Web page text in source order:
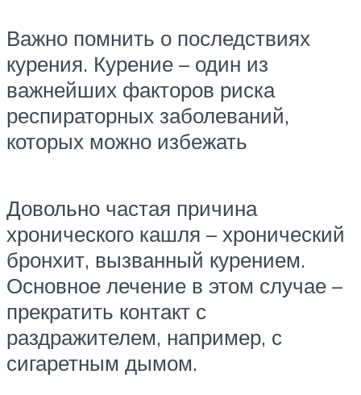
Важно помнить о последствиях
курения. Курение – один из
важнейших факторов риска
респираторных заболеваний,
которых можно избежать
Довольно частая причина
хронического кашля – хронический
бронхит, вызванный курением.
Основное лечение в этом случае –
прекратить контакт с
раздражителем, например, с
сигаретным дымом.